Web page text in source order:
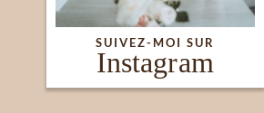
SUIVEZ-MOI SUR
Instagram